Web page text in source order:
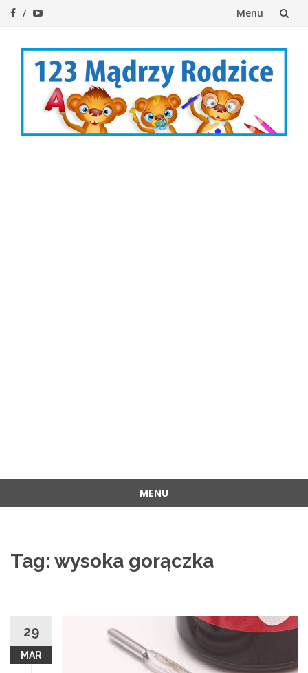
Menu
MENU
Tag: wysoka gorączka
29
MAR